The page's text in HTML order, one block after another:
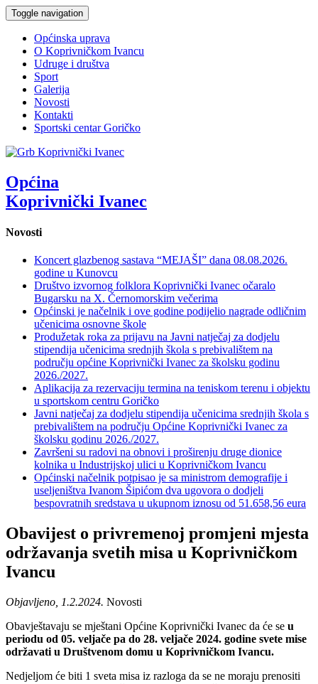
Toggle navigation
Općinska uprava
O Koprivničkom Ivancu
Udruge i društva
Sport
Galerija
Novosti
Kontakti
Sportski centar Goričko
Općina
Koprivnički Ivanec
Novosti
Koncert glazbenog sastava “MEJAŠI” dana 08.08.2026.
godine u Kunovcu
Društvo izvornog folklora Koprivnički Ivanec očaralo
Bugarsku na X. Černomorskim večerima
Općinski je načelnik i ove godine podijelio nagrade odličnim
učenicima osnovne škole
Produžetak roka za prijavu na Javni natječaj za dodjelu
stipendija učenicima srednjih škola s prebivalištem na
području općine Koprivnički Ivanec za školsku godinu
2026./2027.
Aplikacija za rezervaciju termina na teniskom terenu i objektu
u sportskom centru Goričko
Javni natječaj za dodjelu stipendija učenicima srednjih škola s
prebivalištem na području Općine Koprivnički Ivanec za
školsku godinu 2026./2027.
Završeni su radovi na obnovi i proširenju druge dionice
kolnika u Industrijskoj ulici u Koprivničkom Ivancu
Općinski načelnik potpisao je sa ministrom demografije i
useljeništva Ivanom Šipićom dva ugovora o dodjeli
bespovratnih sredstava u ukupnom iznosu od 51.658,56 eura
Obavijest o privremenoj promjeni mjesta
održavanja svetih misa u Koprivničkom
Ivancu
Objavljeno, 1.2.2024. Novosti
Obavještavaju se mještani Općine Koprivnički Ivanec da će se u
periodu od 05. veljače pa do 28. veljače 2024. godine svete mise
održavati u Društvenom domu u Koprivničkom Ivancu.
Nedjeljom će biti 1 sveta misa iz razloga da se ne moraju prenositi